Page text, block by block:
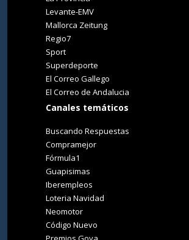
Levante-EMV
Mallorca Zeitung
Regio7
Sport
Superdeporte
El Correo Gallego
El Correo de Andalucia
Canales temáticos
Buscando Respuestas
Compramejor
Fórmula1
Guapisimas
Iberempleos
Loteria Navidad
Neomotor
Código Nuevo